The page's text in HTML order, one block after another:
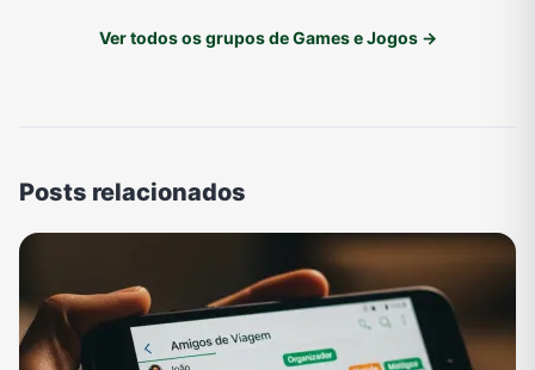
Ver todos os grupos de Games e Jogos →
Posts relacionados